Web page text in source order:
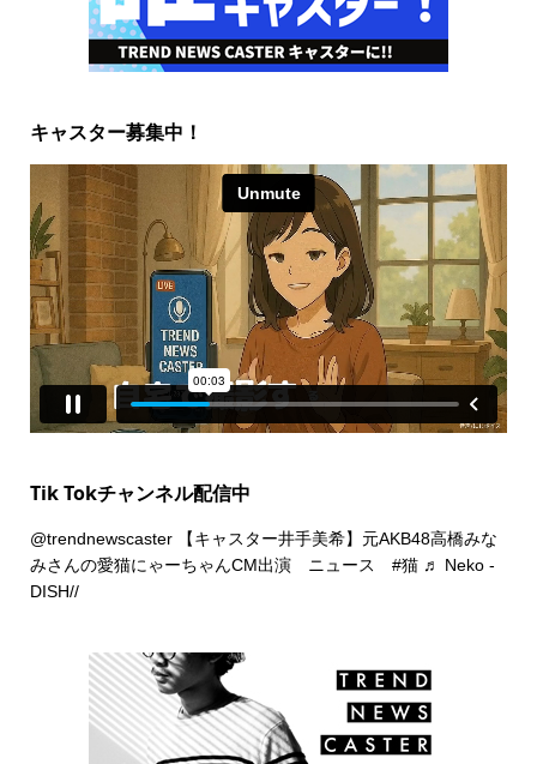
キャスター募集中！
Tik Tokチャンネル配信中
@trendnewscaster【キャスター井手美希】元AKB48高橋みな
みさんの愛猫にゃーちゃんCM出演 ニュース #猫 ♬ Neko -
DISH//